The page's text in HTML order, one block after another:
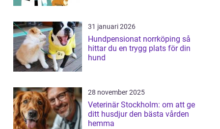
31 januari 2026
Hundpensionat norrköping så
hittar du en trygg plats för din
hund
28 november 2025
Veterinär Stockholm: om att ge
ditt husdjur den bästa vården
hemma